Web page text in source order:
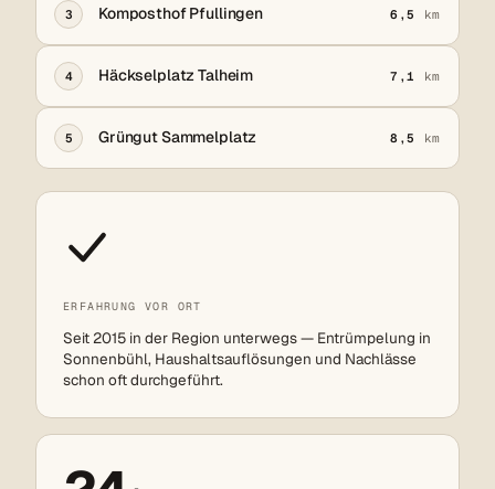
3 Komposthof Pfullingen 6,5 km
4 Häckselplatz Talheim 7,1 km
5 Grüngut Sammelplatz 8,5 km
ERFAHRUNG VOR ORT
Seit 2015 in der Region unterwegs — Entrümpelung in
Sonnenbühl, Haushaltsauflösungen und Nachlässe
schon oft durchgeführt.